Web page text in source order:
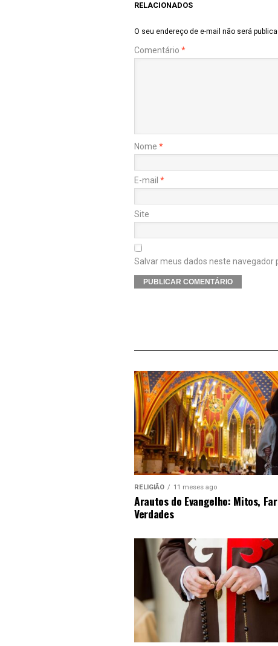
RELACIONADOS
O seu endereço de e-mail não será
Comentário *
Nome *
E-mail *
Site
Salvar meus dados neste navegador
RELIGIÃO 11 meses ago
Arautos do Evangelho: Mitos,
Verdades